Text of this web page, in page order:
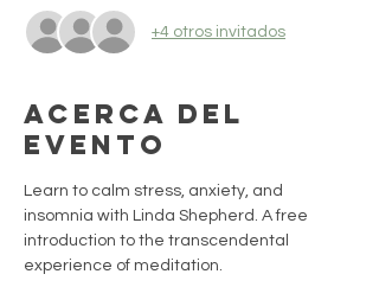
+4 otros invitados
Acerca del
evento
Learn to calm stress, anxiety, and
insomnia with Linda Shepherd. A free
introduction to the transcendental
experience of meditation.